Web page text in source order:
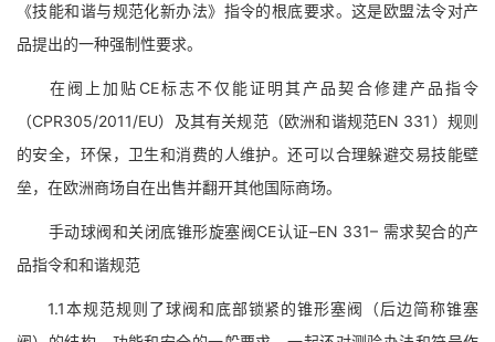
《技能和谐与规范化新办法》指令的根底要求。这是欧盟法令对产
品提出的一种强制性要求。
在阀上加贴CE标志不仅能证明其产品契合修建产品指令
（CPR305/2011/EU）及其有关规范（欧洲和谐规范EN 331）规则
的安全，环保，卫生和消费的人维护。还可以合理躲避交易技能壁
垒，在欧洲商场自在出售并翻开其他国际商场。
手动球阀和关闭底锥形旋塞阀CE认证–EN 331– 需求契合的产
品指令和和谐规范
1.1本规范规则了球阀和底部锁紧的锥形塞阀（后边简称锥塞